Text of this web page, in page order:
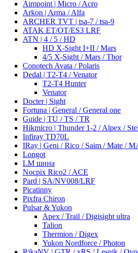
Aimpoint | Micro / Acro
Arkon | Arma / Alfa
ARCHER TVT | tsa-7 / tsa-9
ATAK ET/OT/ES3 LRF
ATN | 4 / 5 / HD
HD X-Sight I+II / Mars
4/5 X-Sight / Mars / Thor
Conotech Avata / Polaris
Dedal | T2-T4 / Venator
T2-T4 Hunter
Venator
Docter | Sight
Fortuna | General / General one
Guide | TU / TS / TR
Hikmicro | Thunder 1-2 / Alpex /
Infiray TD70L
IRay | Geni / Rico / Saim / Mate /
Longot
LM шина
Nocpix Rico2 / ACE
Pard | SA/NV008/LRF
Picatinny
Pixfra Chiron
Pulsar & Yukon
Apex / Trail / Digisight ultra
Talion
Thermion / Digex
Yukon Nordforce / Photon